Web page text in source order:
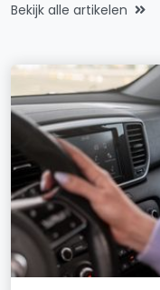
Bekijk alle artikelen